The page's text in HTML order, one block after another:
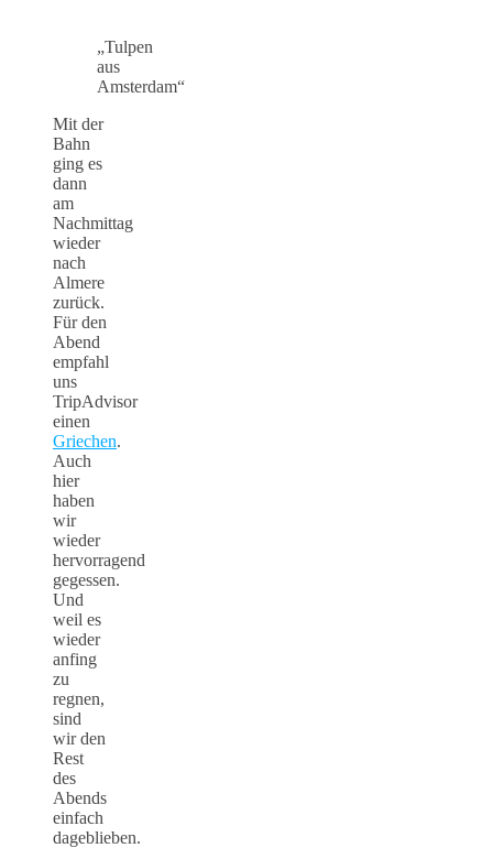
„Tulpen
aus
Amsterdam“
Mit der
Bahn
ging es
dann
am
Nachmittag
wieder
nach
Almere
zurück.
Für den
Abend
empfahl
uns
TripAdvisor
einen
Griechen.
Auch
hier
haben
wir
wieder
hervorragend
gegessen.
Und
weil es
wieder
anfing
zu
regnen,
sind
wir den
Rest
des
Abends
einfach
dageblieben.